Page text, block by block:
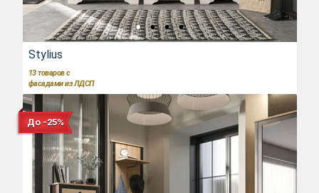
Stylius
13товаров с
фасадами из ЛДСП
До -25%